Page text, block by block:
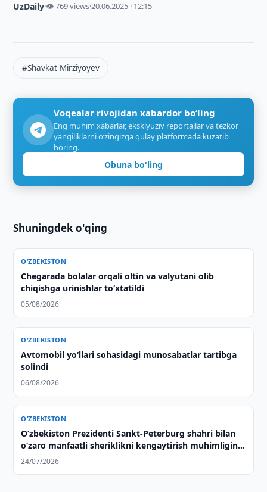
UzDaily·👁 769 views·20.06.2025 · 12:15
#Shavkat Mirziyoyev
Voqealar rivojidan xabardor bo‘ling
Eng muhim xabarlar, eksklyuziv reportajlar va tezkor
yangiliklarni o‘zingizga qulay platformada kuzatib
boring.
Obuna bo'ling
Shuningdek o'qing
O‘ZBEKISTON
Chegarada bolalar orqali oltin va valyutani olib
chiqishga urinishlar to‘xtatildi
05/08/2026
O‘ZBEKISTON
Avtomobil yo‘llari sohasidagi munosabatlar tartibga
solindi
06/08/2026
O‘ZBEKISTON
Oʻzbekiston Prezidenti Sankt-Peterburg shahri bilan
oʻzaro manfaatli sheriklikni kengaytirish muhimligini
taʼkidladi
24/07/2026